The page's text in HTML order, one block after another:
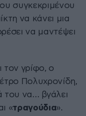
συγκεκριμένου
να κάνει μια
να μαντέψει
τον γρίφο, ο
Πολυχρονίδη,
του να… βγάλει
«τραγούδια».